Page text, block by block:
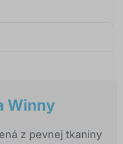
Winny
z pevnej tkaniny